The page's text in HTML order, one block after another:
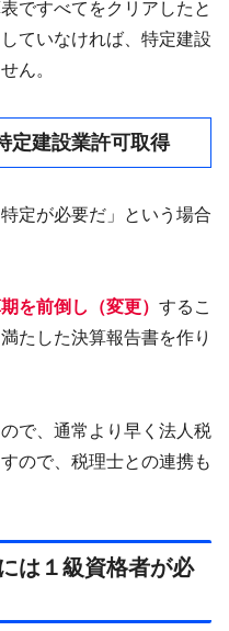
ですべてをクリアしたと
ていなければ、特定建設
ん。
定建設業許可取得
定が必要だ」という場合
を前倒し（変更） するこ
たした決算報告書を作り
で、通常より早く法人税
ので、税理士との連携も
は１級資格者が必